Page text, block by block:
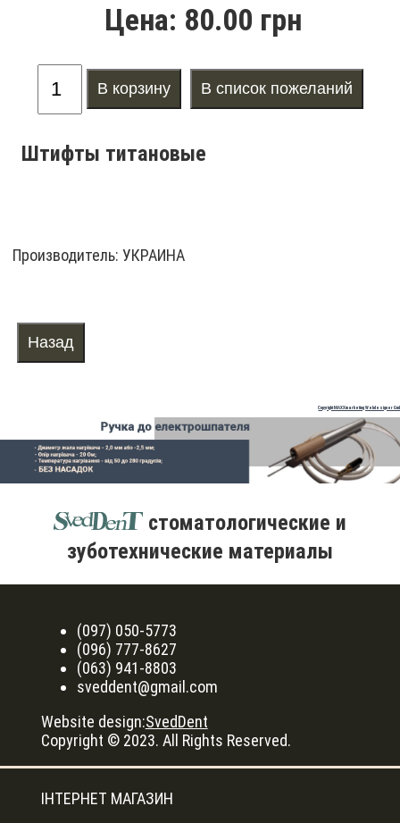
Цена: 80.00 грн
Штифты титановые
Производитель:УКРАИНА
Copyright MAXXmarketing Webdesigner
стоматологические и
зуботехнические материалы
(097) 050-5773
(096) 777-8627
(063) 941-8803
sveddent@gmail.com
Website design:SvedDent
Copyright © 2023. All Rights Reserved.
ІНТЕРНЕТ МАГАЗИН